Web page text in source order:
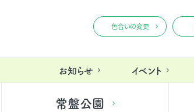
色合いの変更
お知らせ イベント
常盤公園